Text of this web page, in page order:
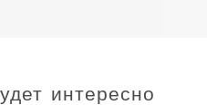
интересно